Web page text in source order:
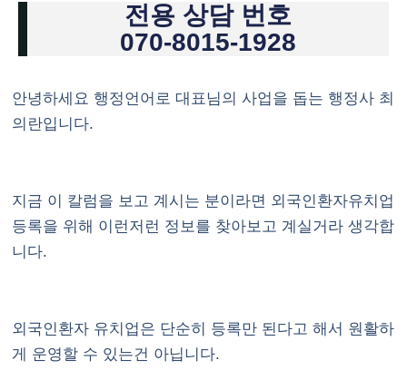
전용 상담 번호
070-8015-1928
안녕하세요 행정언어로 대표님의 사업을 돕는 행정사 최
의란입니다.
지금 이 칼럼을 보고 계시는 분이라면 외국인환자유치업
등록을 위해 이런저런 정보를 찾아보고 계실거라 생각합
니다.
외국인환자 유치업은 단순히 등록만 된다고 해서 원활하
게 운영할 수 있는건 아닙니다.